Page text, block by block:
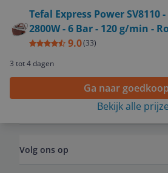
Tefal Express Power SV8110
2800W - 6 Bar - 120 g/min -
9.0(33)
3 tot 4 dagen
Ga naar
Bekijk alle
Service
Algemeen
Volg ons op